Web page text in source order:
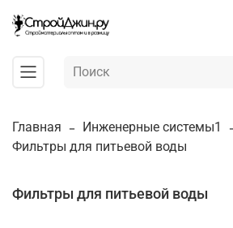
Главная Инженерные системы1
Фильтры для питьевой воды
Фильтры для питьевой воды